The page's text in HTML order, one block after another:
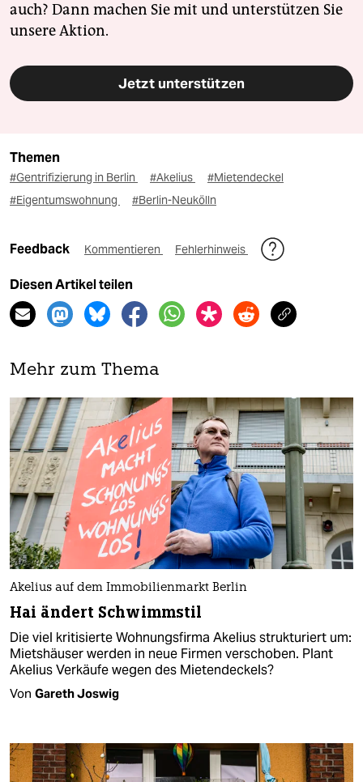
auch? Dann machen Sie mit und unterstützen Sie
unsere Aktion.
Jetzt unterstützen
Themen
#Gentrifizierung in Berlin #Akelius
#Mietendeckel
#Eigentumswohnung
#Berlin-Neukölln
Feedback Kommentieren Fehlerhinweis
Diesen Artikel teilen
Mehr zum Thema
Akelius auf dem Immobilienmarkt Berlin
Hai ändert Schwimmstil
Die viel kritisierte Wohnungsfirma Akelius strukturiert um:
Mietshäuser werden in neue Firmen verschoben. Plant
Akelius Verkäufe wegen des Mietendeckels?
Von Gareth Joswig